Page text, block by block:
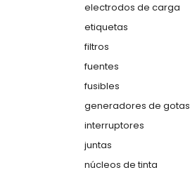
electrodos de carga
etiquetas
filtros
fuentes
fusibles
generadores de gotas
interruptores
juntas
núcleos de tinta